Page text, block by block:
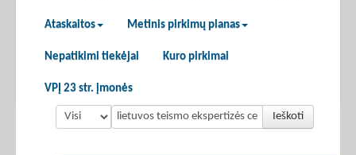
Ataskaitos Metinis pirkimų planas
Nepatikimi tiekėjai Kuro pirkimai
VPĮ 23 str. įmonės
Ieškoti